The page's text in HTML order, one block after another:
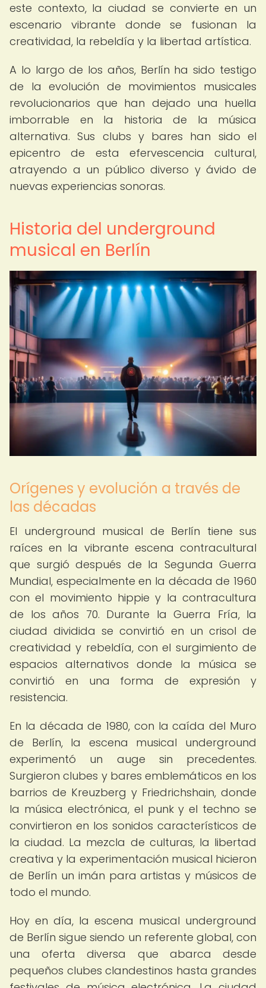
este contexto, la ciudad se convierte en un
escenario vibrante donde se fusionan la
creatividad, la rebeldía y la libertad artística.
A lo largo de los años, Berlín ha sido testigo
de la evolución de movimientos musicales
revolucionarios que han dejado una huella
imborrable en la historia de la música
alternativa. Sus clubs y bares han sido el
epicentro de esta efervescencia cultural,
atrayendo a un público diverso y ávido de
nuevas experiencias sonoras.
Historia del underground
musical en Berlín
Orígenes y evolución a través de
las décadas
El underground musical de Berlín tiene sus
raíces en la vibrante escena contracultural
que surgió después de la Segunda Guerra
Mundial, especialmente en la década de 1960
con el movimiento hippie y la contracultura
de los años 70. Durante la Guerra Fría, la
ciudad dividida se convirtió en un crisol de
creatividad y rebeldía, con el surgimiento de
espacios alternativos donde la música se
convirtió en una forma de expresión y
resistencia.
En la década de 1980, con la caída del Muro
de Berlín, la escena musical underground
experimentó un auge sin precedentes.
Surgieron clubes y bares emblemáticos en los
barrios de Kreuzberg y Friedrichshain, donde
la música electrónica, el punk y el techno se
convirtieron en los sonidos característicos de
la ciudad. La mezcla de culturas, la libertad
creativa y la experimentación musical hicieron
de Berlín un imán para artistas y músicos de
todo el mundo.
Hoy en día, la escena musical underground
de Berlín sigue siendo un referente global, con
una oferta diversa que abarca desde
pequeños clubes clandestinos hasta grandes